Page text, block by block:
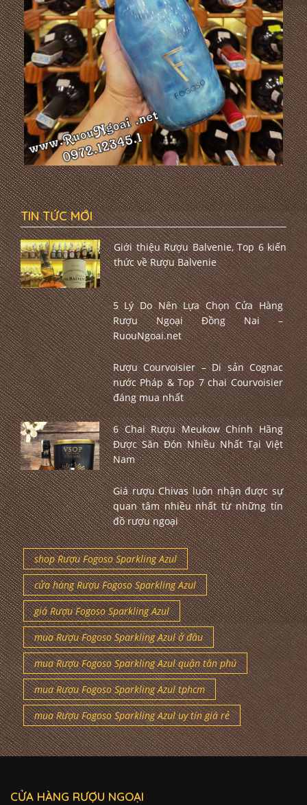
TIN TỨC MỚI
Giới thiệu Rượu Balvenie, Top 6 kiến
thức về Rượu Balvenie
5 Lý Do Nên Lựa Chọn Cửa Hàng
Rượu Ngoại Đồng Nai –
RuouNgoai.net
Rượu Courvoisier – Di sản Cognac
nước Pháp & Top 7 chai Courvoisier
đáng mua nhất
6 Chai Rượu Meukow Chính Hãng
Được Săn Đón Nhiều Nhất Tại Việt
Nam
Giá rượu Chivas luôn nhận được sự
quan tâm nhiều nhất từ những tín
đồ rượu ngoại
shop Rượu Fogoso Sparkling Azul
cửa hàng Rượu Fogoso Sparkling Azul
giá Rượu Fogoso Sparkling Azul
mua Rượu Fogoso Sparkling Azul ở đâu
mua Rượu Fogoso Sparkling Azul quận tân phú
mua Rượu Fogoso Sparkling Azul tphcm
mua Rượu Fogoso Sparkling Azul uy tín giá rẻ
CỬA HÀNG RƯỢU NGOẠI